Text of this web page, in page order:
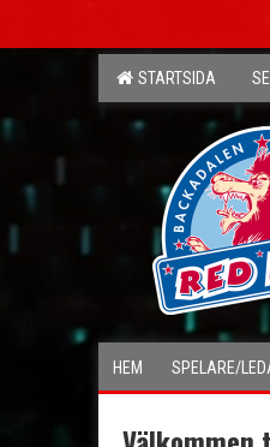
STARTSIDA
HEM SPELARE/